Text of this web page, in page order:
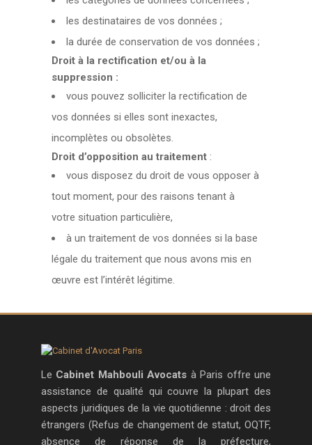
les destinataires de vos données ;
la durée de conservation de vos données ;
Droit à la rectification et/ou à la
suppression :
vous pouvez solliciter la rectification de
vos données si elles sont inexactes,
incomplètes ou obsolètes.
Droit d’opposition au traitement :
vous disposez du droit de vous opposer à
tout moment, pour des raisons tenant à
votre situation particulière,
à un traitement de vos données si la base
légale du traitement que nous avons mis en
œuvre est l’intérêt légitime.
Le Cabinet Mahbouli Avocats à Paris offre une
assistance de qualité qui couvre la plupart des
aspects juridiques de la vie quotidienne : droit des
étrangers (Refus de changement de statut, OQTF,
absence de réponse de la préfecture,